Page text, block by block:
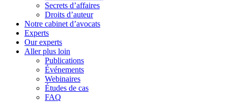
Secrets d’affaires
Droits d’auteur
Notre cabinet d’avocats
Experts
Our experts
Aller plus loin
Publications
Événements
Webinaires
Études de cas
FAQ